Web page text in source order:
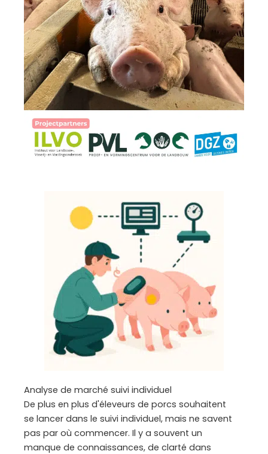
Analyse de marché suivi individuel
De plus en plus d'éleveurs de porcs souhaitent
se lancer dans le suivi individuel, mais ne savent
pas par où commencer. Il y a souvent un
manque de connaissances, de clarté dans